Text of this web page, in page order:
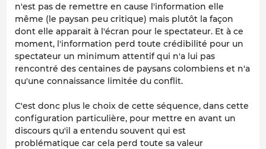
n'est pas de remettre en cause l'information elle
même (le paysan peu critique) mais plutôt la façon
dont elle apparait à l'écran pour le spectateur. Et à ce
moment, l'information perd toute crédibilité pour un
spectateur un minimum attentif qui n'a lui pas
rencontré des centaines de paysans colombiens et n'a
qu'une connaissance limitée du conflit.
C'est donc plus le choix de cette séquence, dans cette
configuration particulière, pour mettre en avant un
discours qu'il a entendu souvent qui est
problématique car cela perd toute sa valeur